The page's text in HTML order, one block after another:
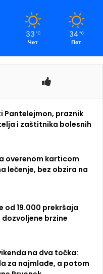
33 ℃
Чет
34 ℃
Пет
Pantelejmon, praznik
i zaštitnika bolesnih
overenom karticom
lečenje, bez obzira na
od 19.000 prekršaja
brzine
na dva točka:
za najmlađe, a potom